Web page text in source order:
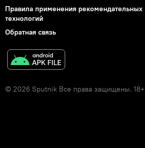
Правила применения рекомендательных
технологий
Обратная связь
© 2026 Sputnik Все права защищены. 18+